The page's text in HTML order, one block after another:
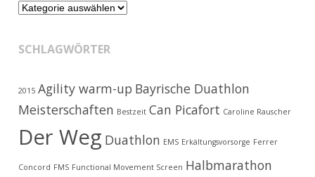
Kategorien
SCHLAGWÖRTER
2015 Agility warm-up Bayrische Duathlon
Meisterschaften Bestzeit Can Picafort Caroline Rauscher
Der Weg Duathlon EMS Erkältungsvorsorge Ferrer
Concord FMS Functional Movement Screen Halbmarathon